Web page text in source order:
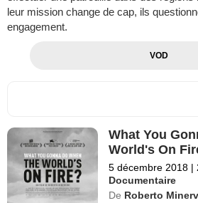
leur mission change de cap, ils
engagement.
VOD
What You
World's On
5 décembre 2018 |
Documentaire
De Roberto